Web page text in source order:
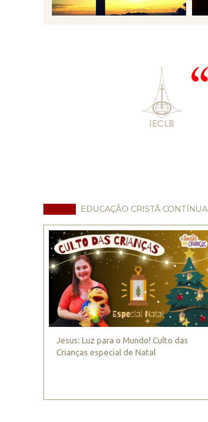
EDUCAÇÃO CRISTÃ CONTÍNUA
Jesus: Luz para o Mundo! Culto das
Crianças especial de Natal